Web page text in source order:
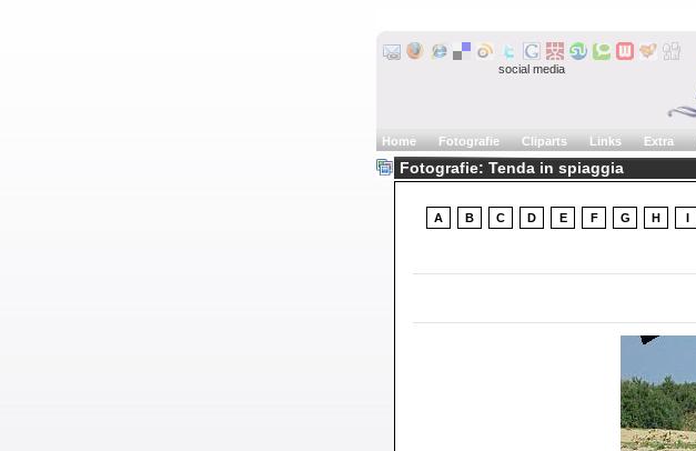
social media
Home Fotografie Cliparts Links Extra
Fotografie: Tenda in spiaggia
A B C D E F G H I